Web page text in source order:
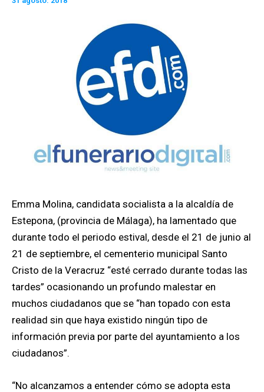
Emma Molina, candidata socialista a la alcaldía de
Estepona, (provincia de Málaga), ha lamentado que
durante todo el periodo estival, desde el 21 de junio al
21 de septiembre, el cementerio municipal Santo
Cristo de la Veracruz “esté cerrado durante todas las
tardes” ocasionando un profundo malestar en
muchos ciudadanos que se “han topado con esta
realidad sin que haya existido ningún tipo de
información previa por parte del ayuntamiento a los
ciudadanos”.
“No alcanzamos a entender cómo se adopta esta